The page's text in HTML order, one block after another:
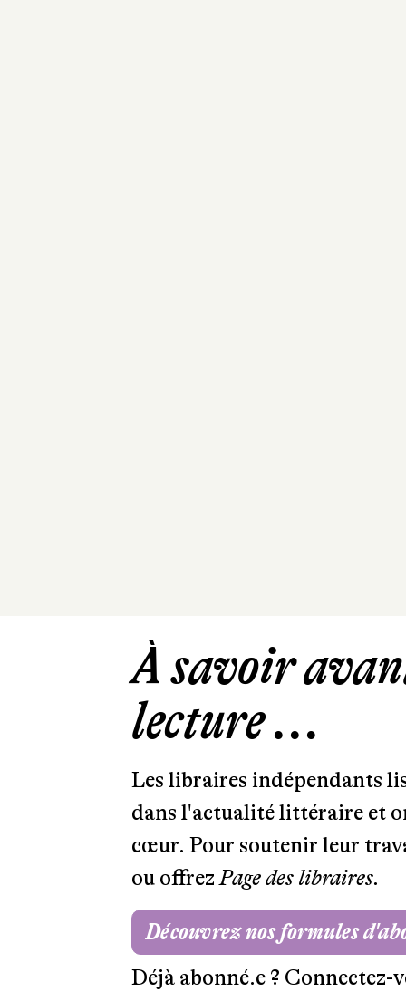
À savoir
lecture ...
Les libraires indépendants
dans l'actualité littéraire et
cœur. Pour soutenir leur
ou offrezPage des libraires.
Découvrez nos formules
Déjà abonné.e ? Connectez-